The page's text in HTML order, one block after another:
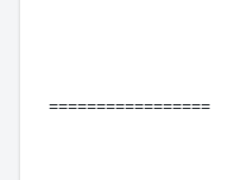
=================